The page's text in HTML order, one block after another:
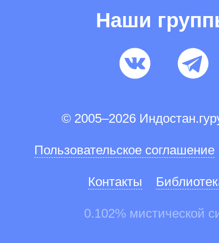
Наши
© 2005–2026
Пользовательское соглашение
Контакты
0.102% мистической